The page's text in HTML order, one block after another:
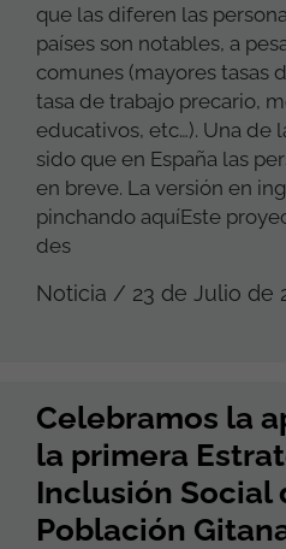
que las diferen las
países son notables, a
comunes (mayores tasas
tasa de trabajo precario,
educativos, etc…). Una de
sido que en España las
en breve. La versión en
pinchando aquíEste
des
Noticia / 23 de Julio de
Celebramos la
la primera
Inclusión Social
Población